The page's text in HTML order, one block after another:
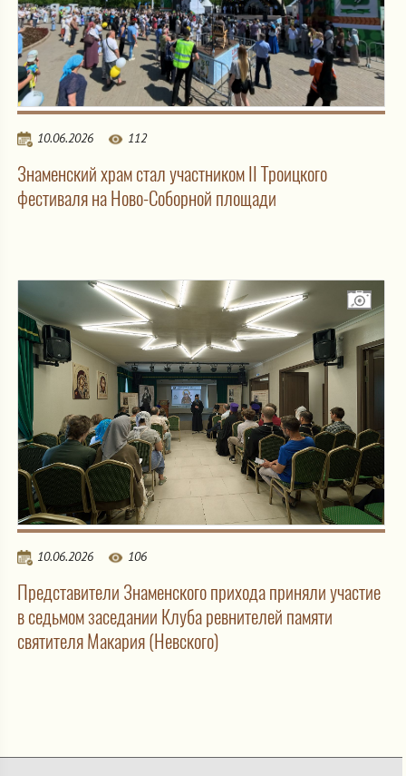
10.06.2026 112
Знаменский храм стал участником II Троицкого
фестиваля на Ново-Соборной площади
10.06.2026 106
Представители Знаменского прихода приняли участие
в седьмом заседании Клуба ревнителей памяти
святителя Макария (Невского)